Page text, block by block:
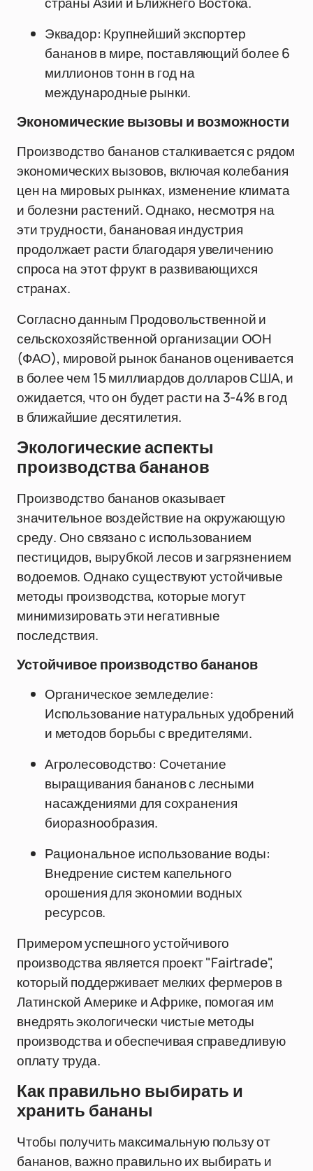
Эквадор: Крупнейший экспортер
бананов в мире, поставляющий более 6
миллионов тонн в год на
международные рынки.
Экономические вызовы и возможности
Производство бананов сталкивается с рядом
экономических вызовов, включая колебания
цен на мировых рынках, изменение климата
и болезни растений. Однако, несмотря на
эти трудности, банановая индустрия
продолжает расти благодаря увеличению
спроса на этот фрукт в развивающихся
странах.
Согласно данным Продовольственной и
сельскохозяйственной организации ООН
(ФАО), мировой рынок бананов оценивается
в более чем 15 миллиардов долларов США, и
ожидается, что он будет расти на 3-4% в год
в ближайшие десятилетия.
Экологические аспекты
производства бананов
Производство бананов оказывает
значительное воздействие на окружающую
среду. Оно связано с использованием
пестицидов, вырубкой лесов и загрязнением
водоемов. Однако существуют устойчивые
методы производства, которые могут
минимизировать эти негативные
последствия.
Устойчивое производство бананов
Органическое земледелие:
Использование натуральных удобрений
и методов борьбы с вредителями.
Агролесоводство: Сочетание
выращивания бананов с лесными
насаждениями для сохранения
биоразнообразия.
Рациональное использование воды:
Внедрение систем капельного
орошения для экономии водных
ресурсов.
Примером успешного устойчивого
производства является проект "Fairtrade",
который поддерживает мелких фермеров в
Латинской Америке и Африке, помогая им
внедрять экологически чистые методы
производства и обеспечивая справедливую
оплату труда.
Как правильно выбирать и
хранить бананы
Чтобы получить максимальную пользу от
бананов, важно правильно их выбирать и